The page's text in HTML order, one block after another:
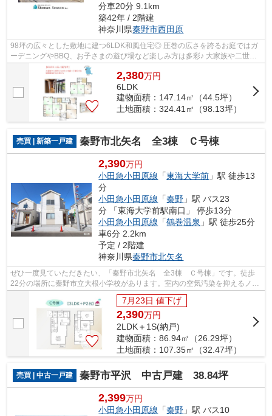
分車20分 9.1km
築42年 / 2階建
神奈川県秦野市西田原
98坪の広々とした敷地に建つ6LDK和風住宅◎ 圧巻の広さを誇るお庭ではガ
ーデニングやBBQ、お子さまの遊び場など楽しみ方は多彩♪ 大家族や二世帯
にもゆとりを持って暮らせる開放感溢れる...
2,380万円
6LDK
建物面積：147.14㎡（44.5坪）
土地面積：324.41㎡（98.13坪）
売買 | 新築一戸建 秦野市北矢名 全3棟 Ｃ号棟
2,390万円
小田急小田原線 「東海大学前 」駅 徒歩13
分
小田急小田原線 「秦野 」駅 バス23
分 「東海大学前駅南口」 停歩13分
小田急小田原線 「鶴巻温泉 」駅 徒歩25分
車6分 2.2km
予定 / 2階建
神奈川県秦野市北矢名
ぜひ一度見ていただきたい、「秦野市北矢名 全3棟 Ｃ号棟」です。徒歩
22分の場所に秦野市立大根小学校があります。室内の空気汚染を抑えるノン
ホルムアルデヒドを使用した物件です。...
7月23日 値下げ
2,390万円
2LDK＋1S(納戸)
建物面積：86.94㎡（26.29坪）
土地面積：107.35㎡（32.47坪）
売買 | 中古一戸建 秦野市平沢 中古戸建 38.84坪
2,399万円
小田急小田原線 「秦野 」駅 バス10